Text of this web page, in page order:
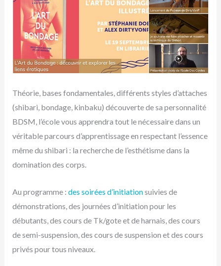
Théorie, bases fondamentales, différents styles d’attaches
(shibari, bondage, kinbaku) découverte de sa personnalité
BDSM, l’école vous apprendra tout le nécessaire dans un
véritable parcours d’apprentissage en respectant l’essence
même du shibari : la recherche de l’esthétisme dans la
domination des corps.
Au programme : des soirées d’initiationsuivies de
démonstrations, des journées d’initiation pour les
débutants, des cours de Tk/gote et de harnais, des cours
de semi-suspension, des cours de suspension et des cours
privés pour tous niveaux.